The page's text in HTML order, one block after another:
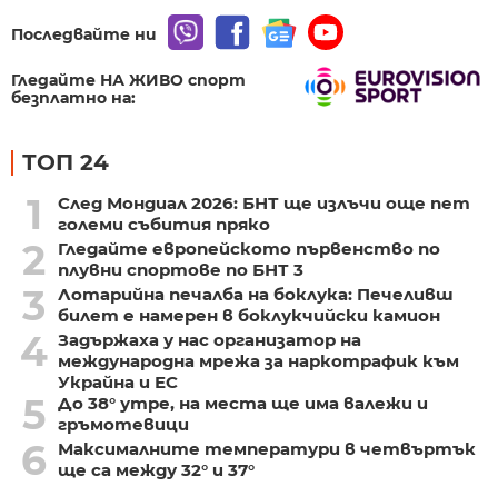
Последвайте ни
Гледайте НА ЖИВО спорт
безплатно на:
ТОП 24
1
След Мондиал 2026: БНТ ще излъчи още пет
големи събития пряко
2
Гледайте европейското първенство по
плувни спортове по БНТ 3
3
Лотарийна печалба на боклука: Печеливш
билет е намерен в боклукчийски камион
4 Задържаха у нас организатор на
международна мрежа за наркотрафик към
Украйна и ЕС
5 До 38° утре, на места ще има валежи и
гръмотевици
6
Максималните температури в четвъртък
ще са между 32° и 37°